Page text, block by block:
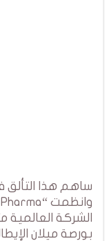
ساهم هذا
الشركة